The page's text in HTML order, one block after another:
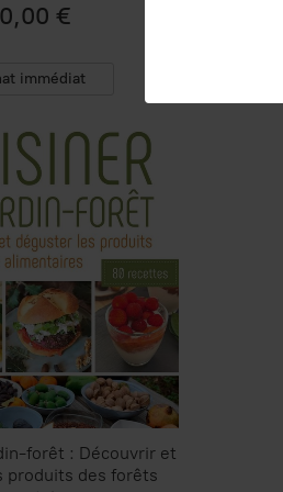
€
immédiat
forêt : Découvrir et
produits des forêts